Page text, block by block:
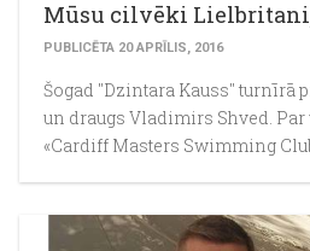
Mūsu cilvēki
PUBLICĒTA 20 APRĪLIS, 2016
Šogad "Dzintara Kauss" turnīrā
un draugs Vladimirs Shved.
«Сardiff Masters Swimming